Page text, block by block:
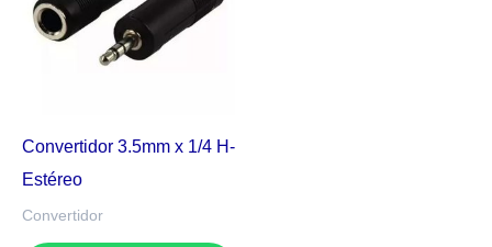
Convertidor 3.5mm x 1/4 H-
Estéreo
Convertidor